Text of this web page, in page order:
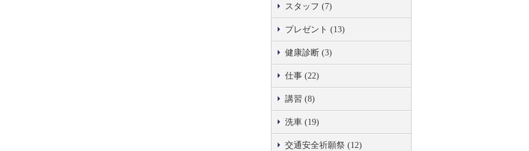
スタッフ (7)
プレゼント (13)
健康診断 (3)
仕事 (22)
講習 (8)
洗車 (19)
交通安全祈願祭 (12)